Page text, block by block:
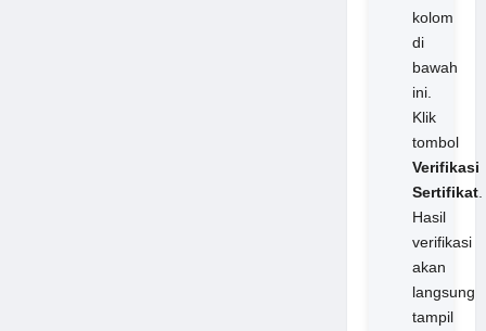
kolom
di
bawah
ini.
Klik
tombol
Verifikasi
Sertifikat.
Hasil
verifikasi
akan
langsung
tampil